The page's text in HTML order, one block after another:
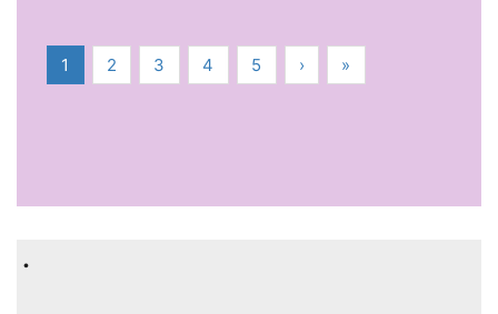
1 2 3 4 5 › »
.